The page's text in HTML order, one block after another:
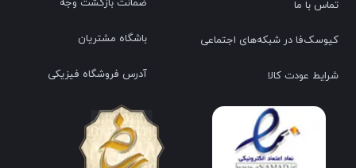
ضمانت بازگشت وجه
باشگاه مشتریان
آدرس فروشگاه فیزیکی
تماس با ما
کیوسک‌فا در شبکه‌های اجتماعی
شرایط عودت کالا